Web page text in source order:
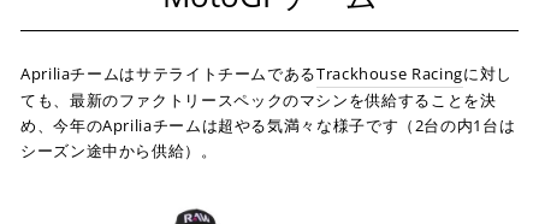
ApriliaチームはサテライトチームであるTrackhouse Racingに対し
ても、最新のファクトリースペックのマシンを供給することを決
め、今年のApriliaチームは超やる気満々な様子です （2台の内1台は
シーズン途中から供給）。